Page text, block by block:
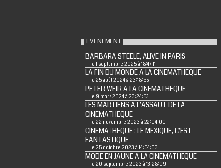
EVENEMENT
BARBARA STEELE, ALIVE IN PARIS
le 1 septembre 2025 à 18:47:11
LA FIN DU MONDE A LA CINEMATHEQUE
le 25 août 2024 à 23:18:55
PETER WEIR A LA CINEMATHEQUE
le 9 mars 2024 à 23:24:53
LES MARTIENS A L'ASSAUT DE LA
CINEMATHEQUE
le 22 novembre 2023 à 22:04:00
CINEMATHEQUE : LE MEXIQUE, C'EST
FANTASTIQUE
le 25 octobre 2023 à 14:04:03
MODE EN JAUNE A LA CINEMATHEQUE
le 20 septembre 2023 à 13:28:09